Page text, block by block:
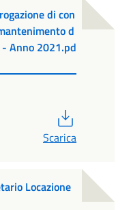
di con
d
Anno 2021.pd
Scarica
Locazione